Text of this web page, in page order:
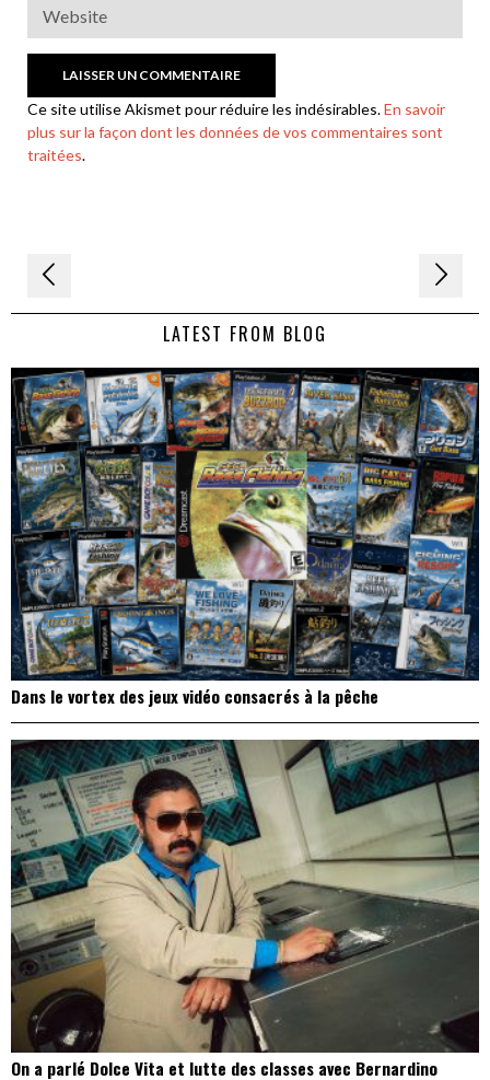
Ce site utilise Akismet pour réduire les indésirables.En savoir
plus sur la façon dont les données de vos commentaires sont
traitées.
Navigation
de LATEST FROM BLOG
Dans le vortex des jeux vidéo consacrés à la pêche
On a parlé Dolce Vita et lutte des classes avec Bernardino